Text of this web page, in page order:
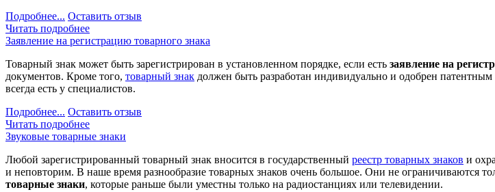
Подробнее... Оставить отзыв
Читать подробнее
Заявление на регистрацию товарного знака
Товарный знак может быть зарегистрирован в установленном порядке, если есть заявление на
документов. Кроме того, товарный знак должен быть разработан индивидуально и одобрен
всегда есть у специалистов.
Подробнее... Оставить отзыв
Читать подробнее
Звуковые товарные знаки
Любой зарегистрированный товарный знак вносится в государственный реестр товарных знаков и
и неповторим. В наше время разнообразие товарных знаков очень большое. Они не ограничиваются
товарные знаки, которые раньше были уместны только на радиостанциях или телевидении.